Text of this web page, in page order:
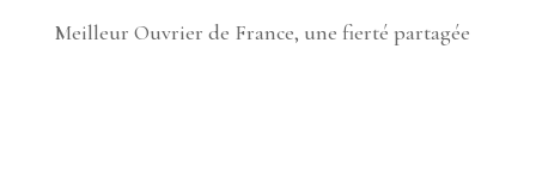
Meilleur Ouvrier de France, une fierté partagée